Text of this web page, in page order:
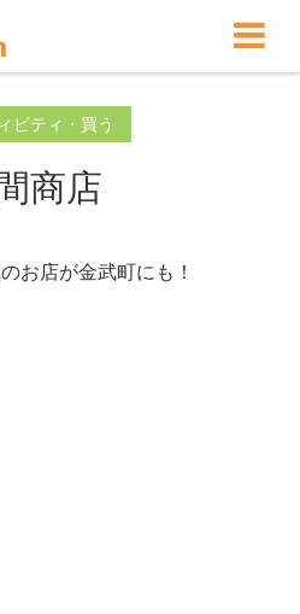
ビティ・買う
商店
お店が金武町にも！